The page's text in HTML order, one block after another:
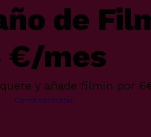
de
€/mes
y añade filmin por
Como contratar